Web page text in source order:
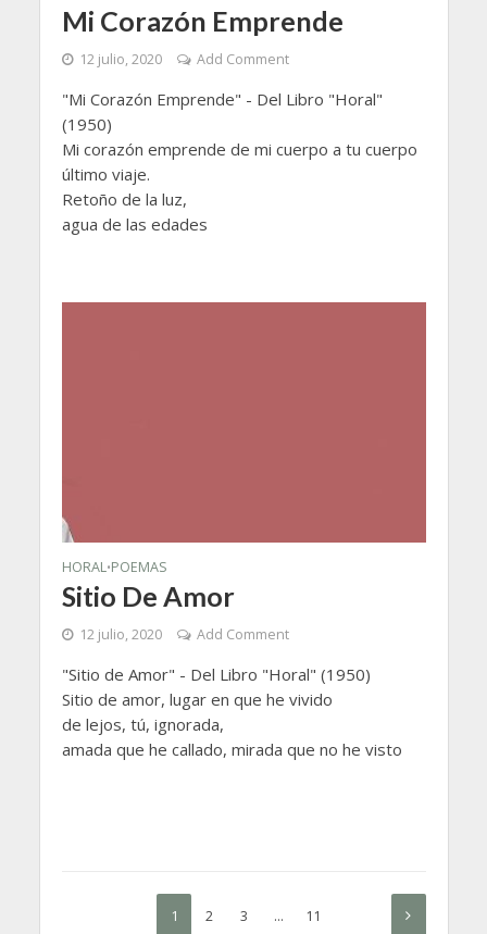
Mi Corazón Emprende
12 julio, 2020 Add Comment
"Mi Corazón Emprende" - Del Libro "Horal"
(1950)
Mi corazón emprende de mi cuerpo a tu cuerpo
último viaje.
Retoño de la luz,
agua de las edades
HORAL•POEMAS
Sitio De Amor
12 julio, 2020 Add Comment
"Sitio de Amor" - Del Libro "Horal" (1950)
Sitio de amor, lugar en que he vivido
de lejos, tú, ignorada,
amada que he callado, mirada que no he visto
1 2 3 … 11